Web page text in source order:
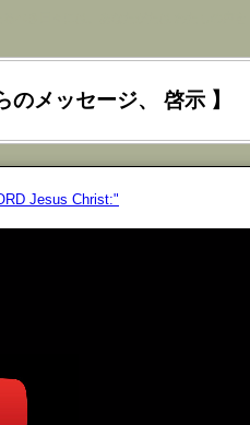
のメッセージ、 啓示 】
Jesus Christ:"